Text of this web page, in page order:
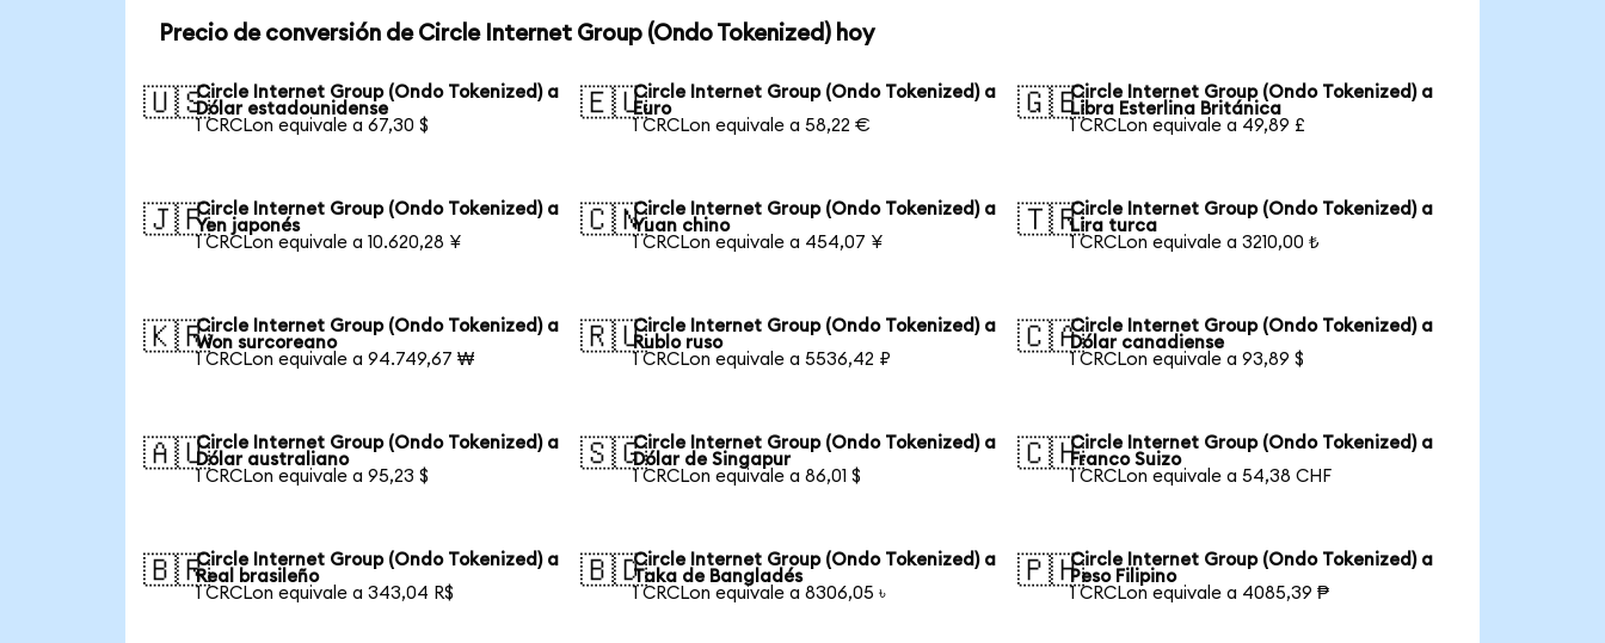
Precio de conversión de Circle Internet Group (Ondo Tokenized) hoy
🇺🇸Circle Internet Group (Ondo Tokenized) a
Dólar estadounidense
1 CRCLon equivale a 67,30 $
🇪🇺Circle Internet Group (Ondo Tokenized) a
Euro
1 CRCLon equivale a 58,22 €
🇬🇧Circle Internet Group (Ondo Tokenized) a
Libra Esterlina Británica
1 CRCLon equivale a 49,89 £
🇯🇵Circle Internet Group (Ondo Tokenized) a
Yen japonés
1 CRCLon equivale a 10.620,28 ¥
🇨🇳Circle Internet Group (Ondo Tokenized) a
Yuan chino
1 CRCLon equivale a 454,07 ¥
🇹🇷Circle Internet Group (Ondo Tokenized) a
Lira turca
1 CRCLon equivale a 3210,00 ₺
🇰🇷Circle Internet Group (Ondo Tokenized) a
Won surcoreano
1 CRCLon equivale a 94.749,67 ₩
🇷🇺Circle Internet Group (Ondo Tokenized) a
Rublo ruso
1 CRCLon equivale a 5536,42 ₽
🇨🇦Circle Internet Group (Ondo Tokenized) a
Dólar canadiense
1 CRCLon equivale a 93,89 $
🇦🇺Circle Internet Group (Ondo Tokenized) a
Dólar australiano
1 CRCLon equivale a 95,23 $
🇸🇬Circle Internet Group (Ondo Tokenized) a
Dólar de Singapur
1 CRCLon equivale a 86,01 $
🇨🇭Circle Internet Group (Ondo Tokenized) a
Franco Suizo
1 CRCLon equivale a 54,38 CHF
🇧🇷Circle Internet Group (Ondo Tokenized) a
Real brasileño
1 CRCLon equivale a 343,04 R$
🇧🇩Circle Internet Group (Ondo Tokenized) a
Taka de Bangladés
1 CRCLon equivale a 8306,05 ৳
🇵🇭Circle Internet Group (Ondo Tokenized) a
Peso Filipino
1 CRCLon equivale a 4085,39 ₱